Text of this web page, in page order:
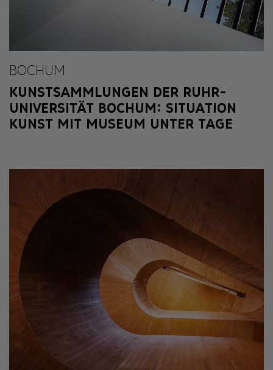
BOCHUM
KUNSTSAMMLUNGEN DER RUHR-
UNIVERSITÄT BOCHUM: SITUATION
KUNST MIT MUSEUM UNTER TAGE